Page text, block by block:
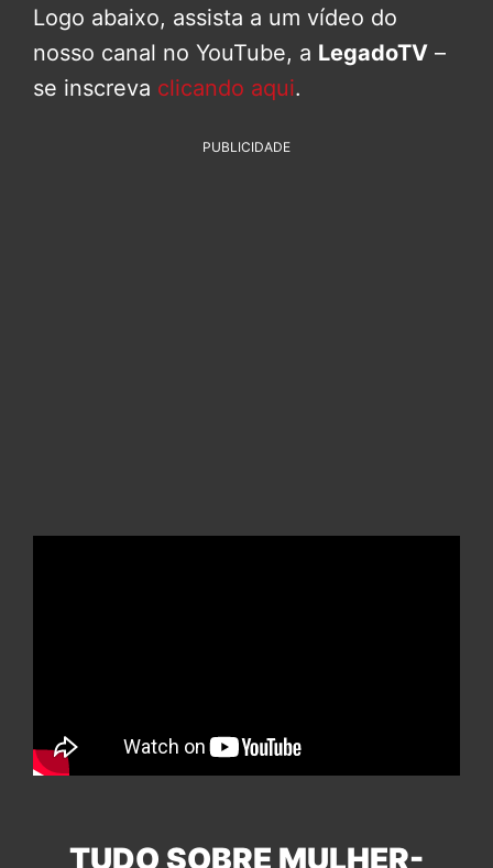
Logo abaixo, assista a um vídeo do
nosso canal no YouTube, a LegadoTV –
se inscreva clicando aqui.
PUBLICIDADE
TUDO SOBRE MULHER-